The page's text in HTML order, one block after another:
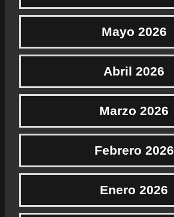
Mayo 2026
Abril 2026
Marzo 2026
Febrero 2026
Enero 2026